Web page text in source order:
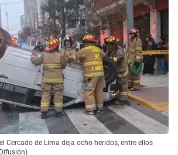
Cercado de Lima deja ocho heridos, entre ellos